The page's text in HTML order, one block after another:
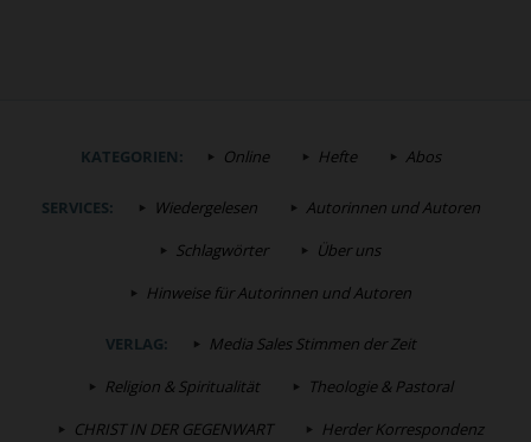
KATEGORIEN: Online Hefte Abos
SERVICES: Wiedergelesen
Autorinnen und Autoren
Schlagwörter
Über uns
Hinweise für Autorinnen und Autoren
VERLAG:
Media Sales Stimmen der Zeit
Religion & Spiritualität
Theologie & Pastoral
CHRIST IN DER GEGENWART
Herder Korrespondenz